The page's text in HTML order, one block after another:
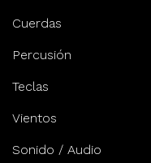
Cuerdas
Percusión
Teclas
Vientos
Sonido / Audio